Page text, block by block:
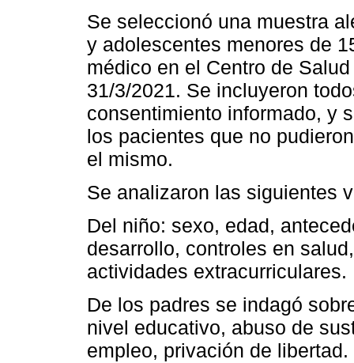
Se seleccionó una muestra
y adolescentes menores de
médico en el Centro de
31/3/2021. Se incluyeron
consentimiento informado, y
los pacientes que no
el mismo.
Se analizaron las siguientes
Del niño: sexo, edad,
desarrollo, controles en
actividades extracurriculares.
De los padres se indagó
nivel educativo, abuso de
empleo, privación de libertad.